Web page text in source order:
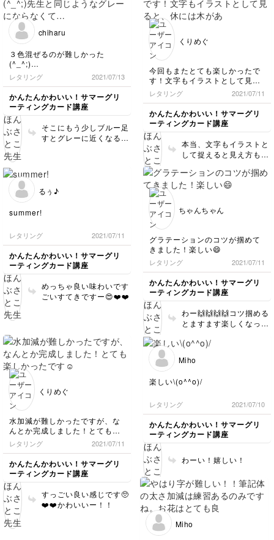
chiharu
３色混ぜるのが難しかった
(^_^;)
先生と同じようなグレーになら
なくて…茶色になってしまう
(^_^;)
レタリング 2021/07/13
かんたんかわいい！サマーグリ
ーティングカード講座
そこにもう少しブルー足
すとグレーに近くなるか
くりめぐ
今回もまたとても楽しかったで
す！文字もイラストとして見る
と、休には木があるからここは
木っぽく描いてみようとか想像
が膨らみますね😊
レタリング 2021/07/11
かんたんかわいい！サマーグリ
ーティングカード講座
本当、文字もイラストと
して捉えると見え方も描
るぅ♪
summer!
レタリング 2021/07/11
かんたんかわいい！サマーグリ
ーティングカード講座
めっちゃ良い味わいです
ごいすてきですー😍❤️❤️
ちゃんちゃん
グラテーションのコツが掴めて
きました！楽しい😄
レタリング 2021/07/11
かんたんかわいい！サマーグリ
ーティングカード講座
わー🙌🙌🙌🙌コツ掴める
とますます楽しくなって
くりめぐ
水加減が難しかったですが、な
んとか完成しました！とても楽
しかったです☺️
レタリング 2021/07/11
かんたんかわいい！サマーグリ
ーティングカード講座
すっごい良い感じです🥺
❤️❤️かわいいー！！
Miho
楽しい\(o^^o)/
レタリング 2021/07/10
かんたんかわいい！サマーグリ
ーティングカード講座
わーい！嬉しい！
Miho